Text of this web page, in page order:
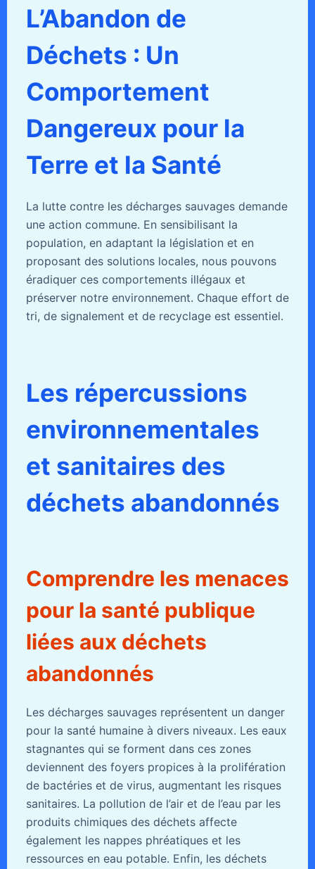
L’Abandon de
Déchets : Un
Comportement
Dangereux pour la
Terre et la Santé
La lutte contre les décharges sauvages demande
une action commune. En sensibilisant la
population, en adaptant la législation et en
proposant des solutions locales, nous pouvons
éradiquer ces comportements illégaux et
préserver notre environnement. Chaque effort de
tri, de signalement et de recyclage est essentiel.
Les répercussions
environnementales
et sanitaires des
déchets abandonnés
Comprendre les menaces
pour la santé publique
liées aux déchets
abandonnés
Les décharges sauvages représentent un danger
pour la santé humaine à divers niveaux. Les eaux
stagnantes qui se forment dans ces zones
deviennent des foyers propices à la prolifération
de bactéries et de virus, augmentant les risques
sanitaires. La pollution de l’air et de l’eau par les
produits chimiques des déchets affecte
également les nappes phréatiques et les
ressources en eau potable. Enfin, les déchets